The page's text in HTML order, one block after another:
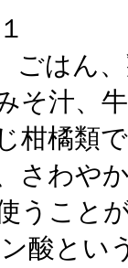
ごはん
そ汁、
柑橘類
さわや
うこと
酸とい